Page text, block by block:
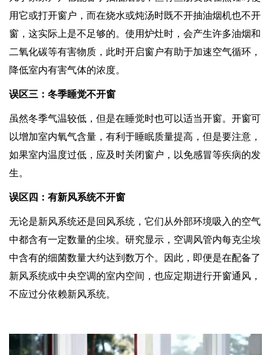
用它或打开窗户，而在烧水或炖汤时既不开抽油烟机也不开
窗，这实际上是不足够的。使用炉灶时，会产生许多油烟和
二氧化碳等有害物质，此时开启窗户有助于加速空气循环，
降低室内有害气体的浓度。
误区三：冬季睡觉不开窗
虽然冬季气温较低，但是在睡觉时也可以适当开窗。开窗可
以增加室内氧气含量，有利于睡眠质量提高，但是要注意，
如果室内温度过低，应及时关闭窗户，以免感冒等疾病的发
生。
误区四：有新风系统不开窗
无论是新风系统还是回风系统，它们从外部环境吸入的空气
中都含有一定数量的尘埃。研究显示，空调风管内每克尘埃
中含有的细菌数量大约达到数万个。因此，即便是在配备了
新风系统或中央空调的室内空间，也应定期进行开窗通风，
不应过分依赖新风系统。